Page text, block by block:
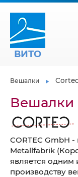
ВИТО
Вешалки Cortec
Вешалки
CORTEC GmbH
Metallfabrik
является одним
производству